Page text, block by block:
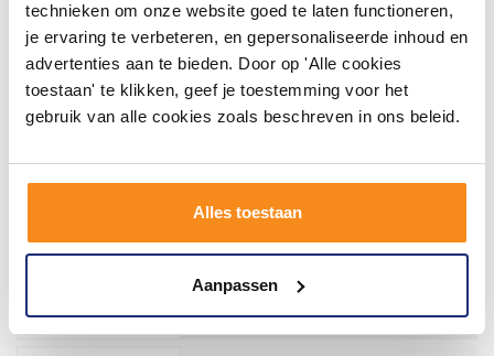
technieken om onze website goed te laten functioneren,
je ervaring te verbeteren, en gepersonaliseerde inhoud en
advertenties aan te bieden. Door op 'Alle cookies
toestaan' te klikken, geef je toestemming voor het
gebruik van alle cookies zoals beschreven in ons beleid.
Alles toestaan
Aanpassen
* Se...
VARIANTS
Compact Zero 50 Mm 70
variërend van 70cm tot en met 120...
VARIANTS